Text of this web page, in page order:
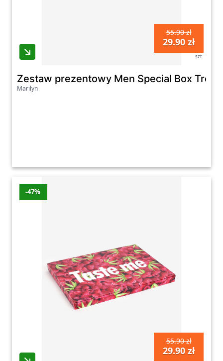
55.90 zł
29.90 zł
szt
Zestaw prezentowy Men Special Box
Marilyn
-47%
55.90 zł
29.90 zł